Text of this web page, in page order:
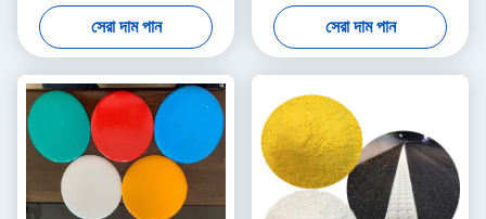
রোড মার্কিং পেইন্ট
সেরা দাম পান
এবং দ্রুত শুকানোর (3 মিনিট) সঙ্গে C5
রজন থার্মোপ্লাস্টিক রাস্তা চিহ্নিতকরণ
পেইন্ট
সেরা দাম পান